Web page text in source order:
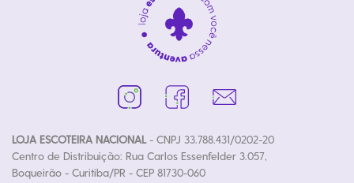
LOJA ESCOTEIRA NACIONAL- CNPJ 33.788.431/0202-20
Centro de Distribuição: Rua Carlos Essenfelder 3.057,
Boqueirão - Curitiba/PR - CEP 81730-060